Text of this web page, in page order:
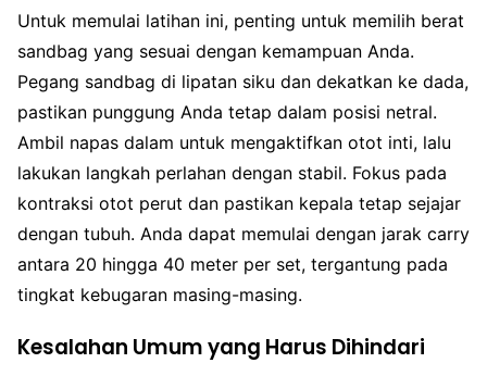
Untuk memulai latihan ini, penting untuk memilih berat
sandbag yang sesuai dengan kemampuan Anda.
Pegang sandbag di lipatan siku dan dekatkan ke dada,
pastikan punggung Anda tetap dalam posisi netral.
Ambil napas dalam untuk mengaktifkan otot inti, lalu
lakukan langkah perlahan dengan stabil. Fokus pada
kontraksi otot perut dan pastikan kepala tetap sejajar
dengan tubuh. Anda dapat memulai dengan jarak carry
antara 20 hingga 40 meter per set, tergantung pada
tingkat kebugaran masing-masing.
Kesalahan Umum yang Harus Dihindari